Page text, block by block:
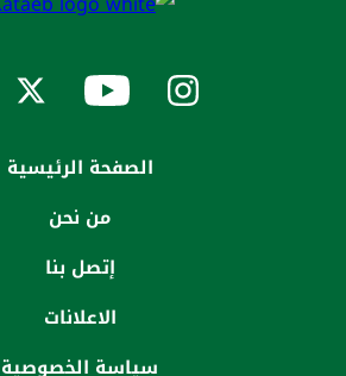
الصفحة الرئيسية
من نحن
إتصل بنا
الاعلانات
سياسة الخصوصية